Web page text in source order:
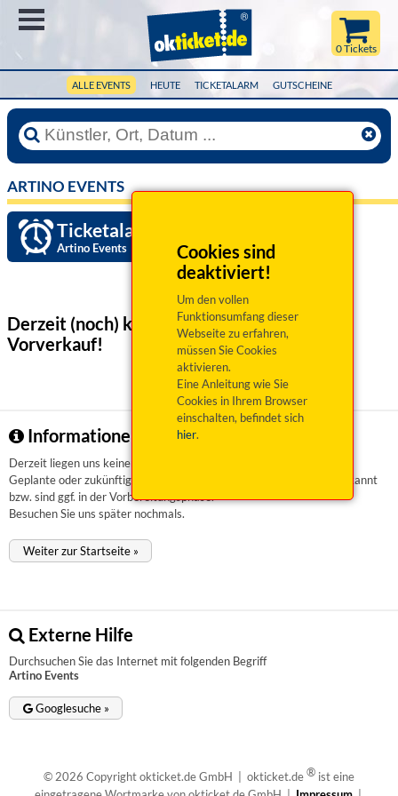
ALLE EVENTS HEUTE TICKETALARM GUTSCHEINE
0 Tickets
Cookies sind
deaktiviert!
Um den vollen
Funktionsumfang dieser
Webseite zu erfahren,
müssen Sie Cookies
aktivieren.
Eine Anleitung wie Sie
Cookies in Ihrem Browser
einschalten, befindet sich
hier.
ARTINO EVENTS
Ticketalarm einrichten »
Artino Events
Derzeit (noch) keine Veranstaltungen
Vorverkauf!
Informationen zu Artino Events
Derzeit liegen uns keinerlei Informationen vor.
Geplante oder zukünftige Veranstaltungen sind uns aktuell nicht bekannt
bzw. sind ggf. in der Vorbereitungsphase.
Besuchen Sie uns später nochmals.
Weiter zur Startseite »
Externe Hilfe
Durchsuchen Sie das Internet mit folgenden Begriff
Artino Events
Googlesuche »
© 2026 Copyright okticket.de GmbH | okticket.de® ist eine